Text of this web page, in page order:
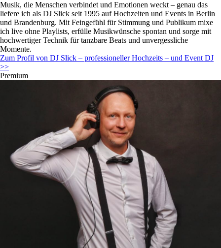
Musik, die Menschen verbindet und Emotionen weckt – genau das
liefere ich als DJ Slick seit 1995 auf Hochzeiten und Events in Berlin
und Brandenburg. Mit Feingefühl für Stimmung und Publikum mixe
ich live ohne Playlists, erfülle Musikwünsche spontan und sorge mit
hochwertiger Technik für tanzbare Beats und unvergessliche
Momente.
Zum Profil von DJ Slick – professioneller Hochzeits – und Event DJ
>>
Premium